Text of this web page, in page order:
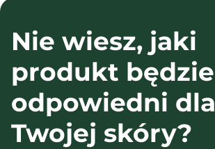
Nie wiesz, jaki
produkt będzie
odpowiedni dla
Twojej skóry?